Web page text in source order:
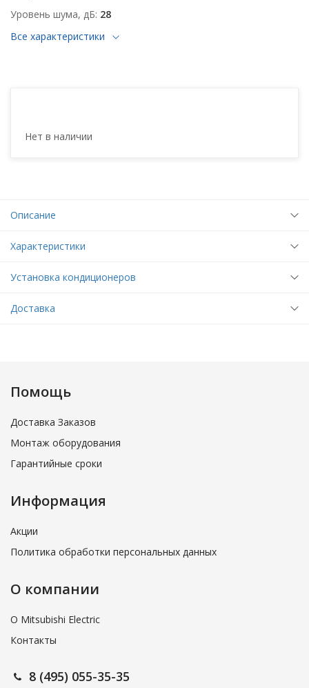
Уровень шума, дБ 28
Все характеристики
Нет в наличии
Описание
Характеристики
Установка кондиционеров
Доставка
Помощь
Доставка Заказов
Монтаж оборудования
Гарантийные сроки
Информация
Акции
Политика обработки персональных данных
О компании
О Mitsubishi Electric
Контакты
8 (495) 055-35-35